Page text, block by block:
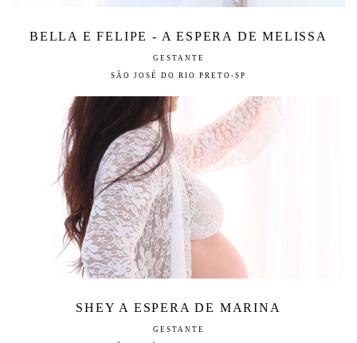
BELLA E FELIPE - A ESPERA DE MELISSA
GESTANTE
SÃO JOSÉ DO RIO PRETO-SP
SHEY A ESPERA DE MARINA
GESTANTE